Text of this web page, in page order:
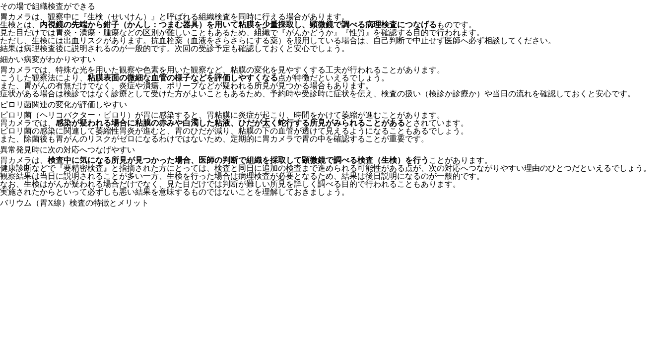
その場で組織検査ができる
胃カメラは、観察中に『生検（せいけん）』と呼ばれる組織検査を同時に行える場合があります。
生検とは、 内視鏡の先端から鉗子（かんし：つまむ器具）を用いて粘膜を少量採取し、顕微鏡で調べる病理検査につなげる ものです。
見た目だけでは胃炎・潰瘍・腫瘍などの区別が難しいこともあるため、組織で『がんかどうか』『性質』を確認する目的で行われます。
ただし、生検には出血リスクがあります。抗血栓薬（血液をさらさらにする薬）を服用している場合は、自己判断で中止せず医師へ必ず相談してください。
結果は病理検査後に説明されるのが一般的です。次回の受診予定も確認しておくと安心でしょう。
細かい病変がわかりやすい
胃カメラでは、特殊な光を用いた観察や色素を用いた観察など、粘膜の変化を見やすくする工夫が行われることがあります。
こうした観察法により、 粘膜表面の微細な血管の様子などを評価しやすくなる点が特徴だといえるでしょう。
また、胃がんの有無だけでなく、炎症や潰瘍、ポリープなどが疑われる所見が見つかる場合もあります。
症状がある場合は検診ではなく診療として受けた方がよいこともあるため、予約時や受診時に症状を伝え、検査の扱い（検診か診療か）や当日の流れを確認しておくと安心です。
ピロリ菌関連の変化が評価しやすい
ピロリ菌（ヘリコバクター・ピロリ）が胃に感染すると、胃粘膜に炎症が起こり、時間をかけて萎縮が進むことがあります。
胃カメラでは、 感染が疑われる場合に粘膜の赤みや白濁した粘液、ひだが太く蛇行する所見がみられることがあるとされています。
ピロリ菌の感染に関連して萎縮性胃炎が進むと、胃のひだが減り、粘膜の下の血管が透けて見えるようになることもあるでしょう。
また、除菌後も胃がんのリスクがゼロになるわけではないため、定期的に胃カメラで胃の中を確認することが重要です。
異常発見時に次の対応へつなげやすい
胃カメラは、 検査中に気になる所見が見つかった場合、医師の判断で組織を採取して顕微鏡で調べる検査（生検）を行う ことがあります。
健康診断などで『要精密検査』と指摘された方にとっては、検査と同日に追加の検査まで進められる可能性がある点が、次の対応へつながりやすい理由のひとつだといえるでしょう。
観察結果は当日に説明されることが多い一方、生検を行った場合は病理検査が必要となるため、結果は後日説明になるのが一般的です。
なお、生検はがんが疑われる場合だけでなく、見た目だけでは判断が難しい所見を詳しく調べる目的で行われることもあります。
実施されたからといって必ずしも悪い結果を意味するものではないことを理解しておきましょう。
バリウム（胃X線）検査の特徴とメリット